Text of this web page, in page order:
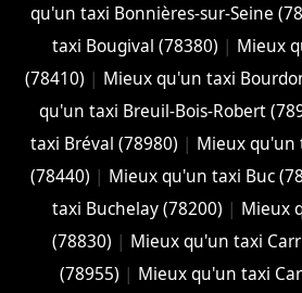
qu'un taxi Bonnières-sur-Seine
taxi Bougival (78380) | Mieux
(78410) | Mieux qu'un taxi
qu'un taxi Breuil-Bois-Robert
taxi Bréval (78980) | Mieux qu'un
(78440) | Mieux qu'un taxi Buc
taxi Buchelay (78200) | Mieux
(78830) | Mieux qu'un taxi
(78955) | Mieux qu'un taxi